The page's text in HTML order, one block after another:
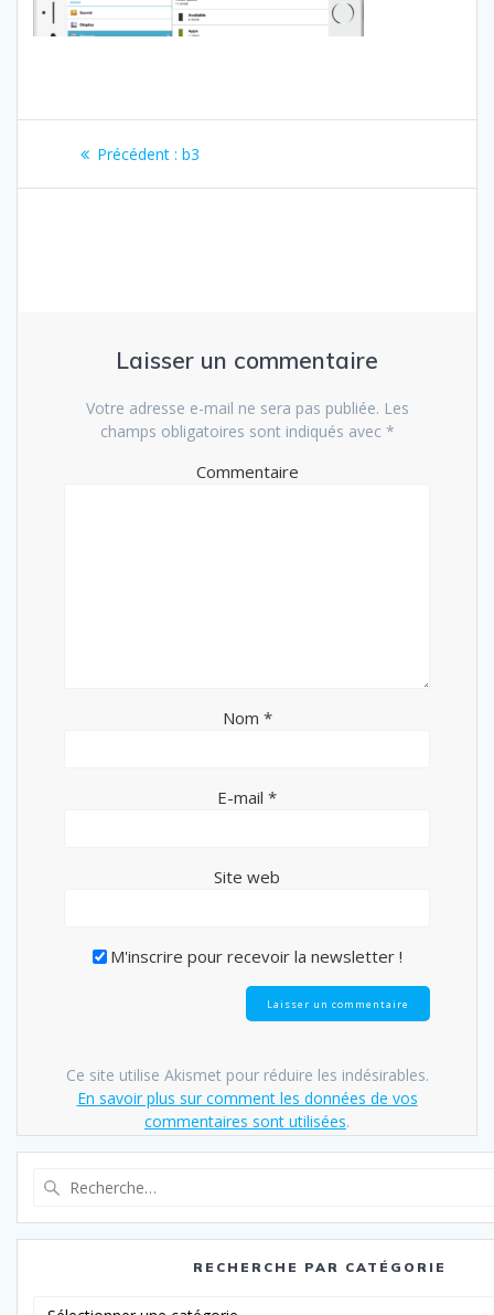
Navigation
de
Précédent : Article
b3
Laisser un commentaire
Votre adresse e-mail ne sera pas publiée. Les
champs obligatoires sont indiqués avec *
Commentaire
Nom *
E-mail *
Site web
M'inscrire pour recevoir la newsletter !
Ce site utilise Akismet pour réduire les indésirables.
En savoir plus sur comment les données de vos
commentaires sont utilisées.
:
RECHERCHE PAR CATÉGORIE